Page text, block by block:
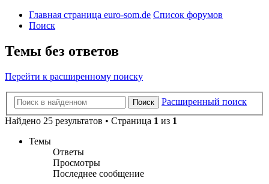
Главная страница euro-som.de Список форумов
Поиск
Темы без ответов
Перейти к расширенному поиску
Поиск
Расширенный поиск
Найдено 25 результатов • Страница 1 из 1
Темы
Ответы
Просмотры
Последнее сообщение